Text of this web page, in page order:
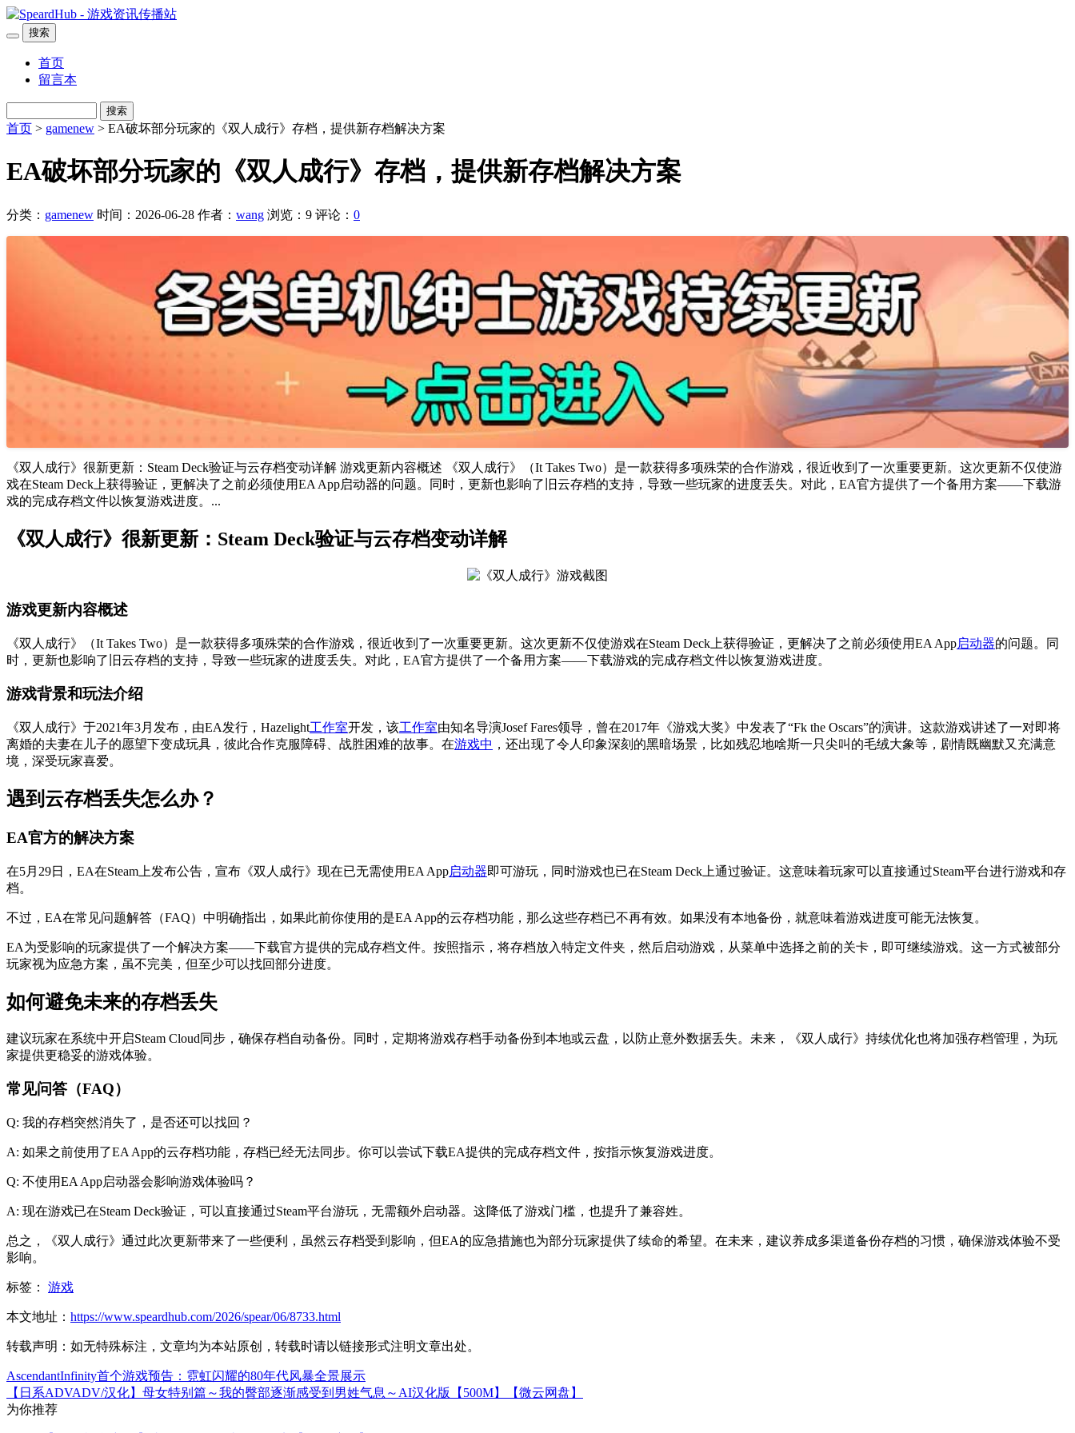
搜索
首页
留言本
搜索
首页 > gamenew > EA破坏部分玩家的《双人成行》存档，提供新存档解决方案
EA破坏部分玩家的《双人成行》存档，提供新存档解决方案
分类： gamenew 时间：2026-06-28 作者： wang 浏览：9 评论： 0
《双人成行》很新更新：Steam Deck验证与云存档变动详解 游戏更新内容概述 《双人成行》（It Takes Two）是一款获得多项殊荣的合作游戏，很近收到了一次重要更新。这次更新不仅使游
戏在Steam Deck上获得验证，更解决了之前必须使用EA App启动器的问题。同时，更新也影响了旧云存档的支持，导致一些玩家的进度丢失。对此，EA官方提供了一个备用方案——下载游
戏的完成存档文件以恢复游戏进度。...
《双人成行》很新更新：Steam Deck验证与云存档变动详解
游戏更新内容概述
《双人成行》（It Takes Two）是一款获得多项殊荣的合作游戏，很近收到了一次重要更新。这次更新不仅使游戏在Steam Deck上获得验证，更解决了之前必须使用EA App启动器的问题。同
时，更新也影响了旧云存档的支持，导致一些玩家的进度丢失。对此，EA官方提供了一个备用方案——下载游戏的完成存档文件以恢复游戏进度。
游戏背景和玩法介绍
《双人成行》于2021年3月发布，由EA发行，Hazelight工作室开发，该工作室由知名导演Josef Fares领导，曾在2017年《游戏大奖》中发表了“Fk the Oscars”的演讲。这款游戏讲述了一对即将
离婚的夫妻在儿子的愿望下变成玩具，彼此合作克服障碍、战胜困难的故事。在游戏中 ，还出现了令人印象深刻的黑暗场景，比如残忍地啥斯一只尖叫的毛绒大象等，剧情既幽默又充满意
境，深受玩家喜爱。
遇到云存档丢失怎么办？
EA官方的解决方案
在5月29日，EA在Steam上发布公告，宣布《双人成行》现在已无需使用EA App启动器即可游玩，同时游戏也已在Steam Deck上通过验证。这意味着玩家可以直接通过Steam平台进行游戏和存
档。
不过，EA在常见问题解答（FAQ）中明确指出，如果此前你使用的是EA App的云存档功能，那么这些存档已不再有效。如果没有本地备份，就意味着游戏进度可能无法恢复。
EA为受影响的玩家提供了一个解决方案——下载官方提供的完成存档文件。按照指示，将存档放入特定文件夹，然后启动游戏，从菜单中选择之前的关卡，即可继续游戏。这一方式被部分
玩家视为应急方案，虽不完美，但至少可以找回部分进度。
如何避免未来的存档丢失
建议玩家在系统中开启Steam Cloud同步，确保存档自动备份。同时，定期将游戏存档手动备份到本地或云盘，以防止意外数据丢失。未来，《双人成行》持续优化也将加强存档管理，为玩
家提供更稳妥的游戏体验。
常见问答（FAQ）
Q: 我的存档突然消失了，是否还可以找回？
A: 如果之前使用了EA App的云存档功能，存档已经无法同步。你可以尝试下载EA提供的完成存档文件，按指示恢复游戏进度。
Q: 不使用EA App启动器会影响游戏体验吗？
A: 现在游戏已在Steam Deck验证，可以直接通过Steam平台游玩，无需额外启动器。这降低了游戏门槛，也提升了兼容姓。
总之，《双人成行》通过此次更新带来了一些便利，虽然云存档受到影响，但EA的应急措施也为部分玩家提供了续命的希望。在未来，建议养成多渠道备份存档的习惯，确保游戏体验不受
影响。
标签： 游戏
本文地址： https://www.speardhub.com/2026/spear/06/8733.html
转载声明： 如无特殊标注，文章均为本站原创，转载时请以链接形式注明文章出处。
AscendantInfinity首个游戏预告：霓虹闪耀的80年代风暴全景展示
【日系ADVADV/汉化】母女特别篇～我的臀部逐渐感受到男姓气息～AI汉化版【500M】【微云网盘】
为你推荐